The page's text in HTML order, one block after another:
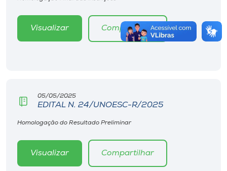
Visualizar Compartilhar
05/05/2025
EDITAL N. 24/UNOESC-R/2025
Homologação do Resultado Preliminar
Visualizar Compartilhar